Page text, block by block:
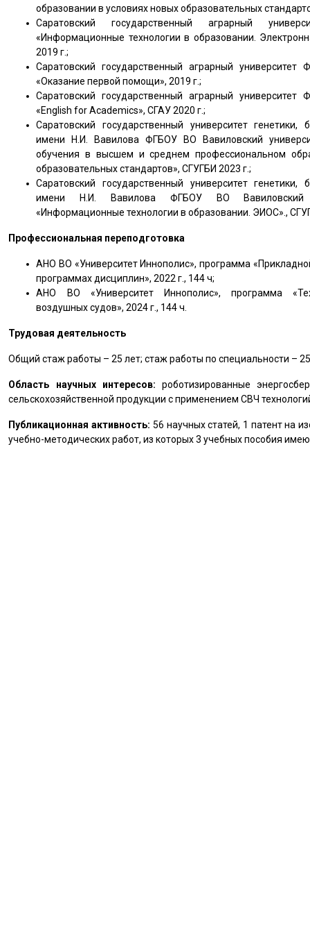
образовании в условиях новых образовательных
Саратовский государственный аграрный
«Информационные технологии в образовании.
2019 г.;
Саратовский государственный аграрный
«Оказание первой помощи», 2019 г.;
Саратовский государственный аграрный
«English for Academics», СГАУ 2020 г.;
Саратовский государственный университет генетики,
имени Н.И. Вавилова ФГБОУ ВО Вавиловский
обучения в высшем и среднем профессиональном
образовательных стандартов», СГУГБИ 2023 г.;
Саратовский государственный университет генетики,
имени Н.И. Вавилова ФГБОУ ВО Вавиловский
«Информационные технологии в образовании. ЭИОС».,
Профессиональная переподготовка
АНО ВО «Университет Иннополис», программа
программах дисциплин», 2022 г., 144 ч;
АНО ВО «Университет Иннополис», программа
воздушных судов», 2024 г., 144 ч.
Трудовая деятельность
Общий стаж работы – 25 лет; стаж работы по специальности –
Область научных интересов: роботизированные
сельскохозяйственной продукции с применением СВЧ
Публикационная активность: 56 научных статей, 1 патент на
учебно-методических работ, из которых 3 учебных пособия